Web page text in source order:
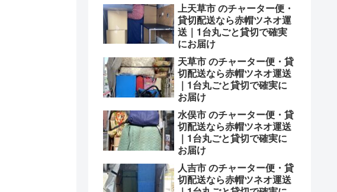
上天草市 のチャーター便・
貸切配送なら赤帽ツネオ運
送｜1台丸ごと貸切で確実
にお届け
天草市 のチャーター便・貸
切配送なら赤帽ツネオ運送
｜1台丸ごと貸切で確実に
お届け
水俣市 のチャーター便・貸
切配送なら赤帽ツネオ運送
｜1台丸ごと貸切で確実に
お届け
人吉市 のチャーター便・貸
切配送なら赤帽ツネオ運送